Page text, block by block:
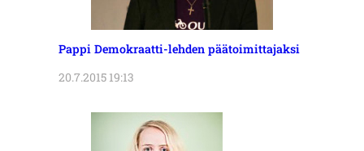
Pappi Demokraatti-lehden päätoimittajaksi
20.7.2015 19:13